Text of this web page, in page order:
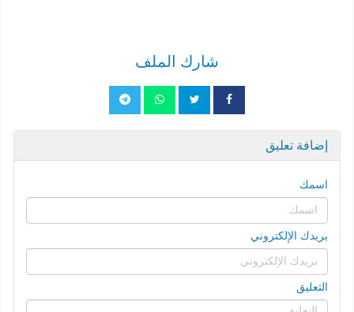
شارك الملف
إضافة تعليق
اسمك
بريدك الإلكتروني
التعليق